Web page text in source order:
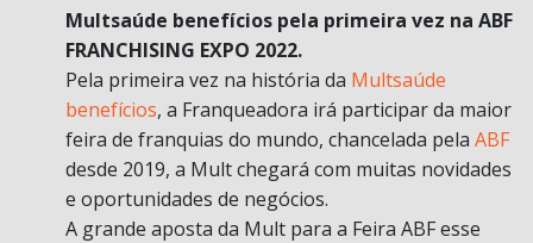
Multsaúde benefícios pela primeira vez na ABF
FRANCHISING EXPO 2022.
Pela primeira vez na história da Multsaúde
benefícios, a Franqueadora irá participar da maior
feira de franquias do mundo, chancelada pela ABF
desde 2019, a Mult chegará com muitas novidades
e oportunidades de negócios.
A grande aposta da Mult para a Feira ABF esse